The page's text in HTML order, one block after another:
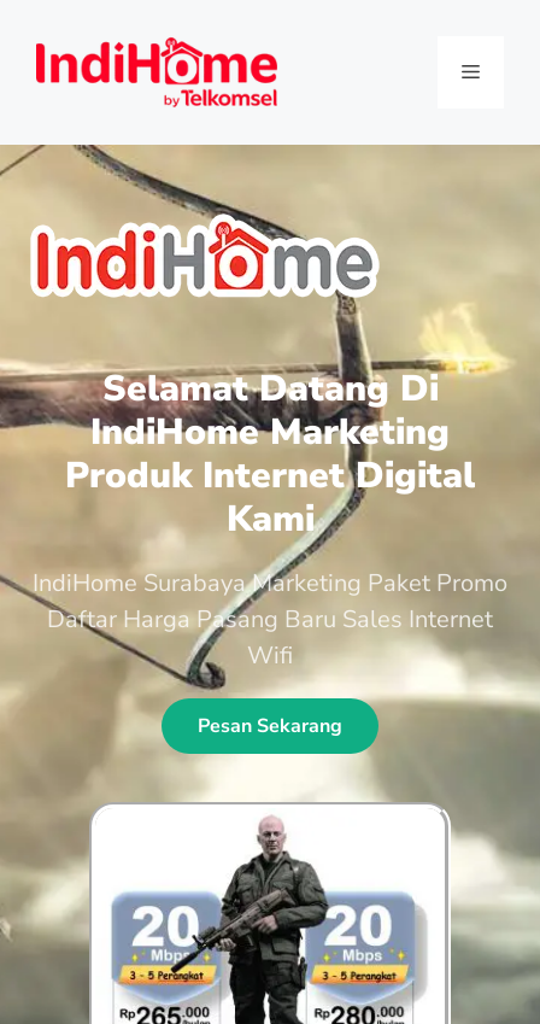
Selamat Datang Di
IndiHome Marketing
Produk Internet Digital
Kami
IndiHome Surabaya Marketing Paket Promo
Daftar Harga Pasang Baru Sales Internet
Wifi
Pesan Sekarang